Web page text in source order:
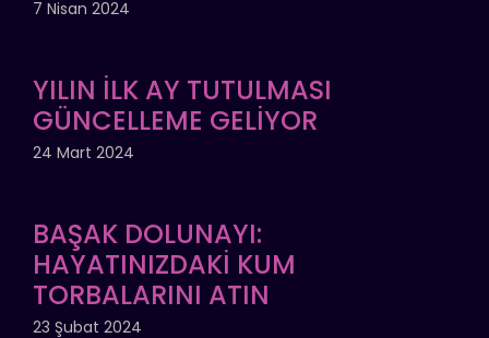
7 Nisan 2024
YILIN İLK AY TUTULMASI
GÜNCELLEME GELİYOR
24 Mart 2024
BAŞAK DOLUNAYI:
HAYATINIZDAKİ KUM
TORBALARINI ATIN
23 Şubat 2024